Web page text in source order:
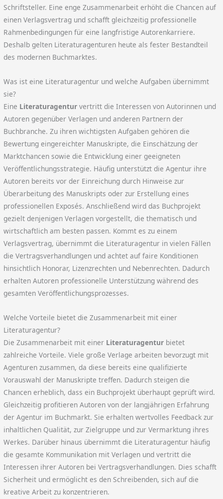
Schriftsteller. Eine enge Zusammenarbeit erhöht die Chancen auf
einen Verlagsvertrag und schafft gleichzeitig professionelle
Rahmenbedingungen für eine langfristige Autorenkarriere.
Deshalb gelten Literaturagenturen heute als fester Bestandteil
des modernen Buchmarktes.
Was ist eine Literaturagentur und welche Aufgaben übernimmt
sie?
Eine Literaturagentur vertritt die Interessen von Autorinnen und
Autoren gegenüber Verlagen und anderen Partnern der
Buchbranche. Zu ihren wichtigsten Aufgaben gehören die
Bewertung eingereichter Manuskripte, die Einschätzung der
Marktchancen sowie die Entwicklung einer geeigneten
Veröffentlichungsstrategie. Häufig unterstützt die Agentur ihre
Autoren bereits vor der Einreichung durch Hinweise zur
Überarbeitung des Manuskripts oder zur Erstellung eines
professionellen Exposés. Anschließend wird das Buchprojekt
gezielt denjenigen Verlagen vorgestellt, die thematisch und
wirtschaftlich am besten passen. Kommt es zu einem
Verlagsvertrag, übernimmt die Literaturagentur in vielen Fällen
die Vertragsverhandlungen und achtet auf faire Konditionen
hinsichtlich Honorar, Lizenzrechten und Nebenrechten. Dadurch
erhalten Autoren professionelle Unterstützung während des
gesamten Veröffentlichungsprozesses.
Welche Vorteile bietet die Zusammenarbeit mit einer
Literaturagentur?
Die Zusammenarbeit mit einer Literaturagentur bietet
zahlreiche Vorteile. Viele große Verlage arbeiten bevorzugt mit
Agenturen zusammen, da diese bereits eine qualifizierte
Vorauswahl der Manuskripte treffen. Dadurch steigen die
Chancen erheblich, dass ein Buchprojekt überhaupt geprüft wird.
Gleichzeitig profitieren Autoren von der langjährigen Erfahrung
der Agentur im Buchmarkt. Sie erhalten wertvolles Feedback zur
inhaltlichen Qualität, zur Zielgruppe und zur Vermarktung ihres
Werkes. Darüber hinaus übernimmt die Literaturagentur häufig
die gesamte Kommunikation mit Verlagen und vertritt die
Interessen ihrer Autoren bei Vertragsverhandlungen. Dies schafft
Sicherheit und ermöglicht es den Schreibenden, sich auf die
kreative Arbeit zu konzentrieren.